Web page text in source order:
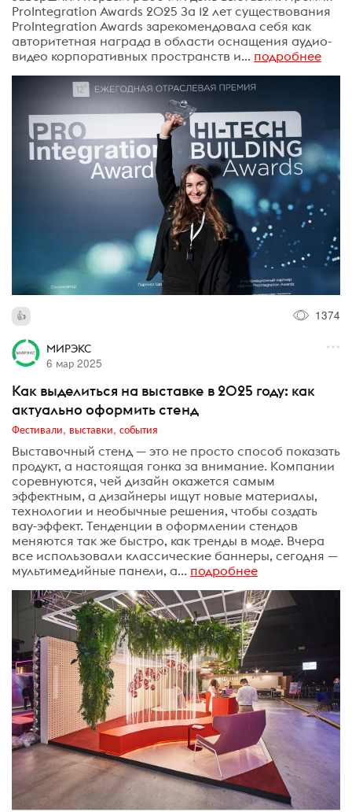
ProIntegration Awards 2025 За 12 лет существования
ProIntegration Awards зарекомендовала себя как
авторитетная награда в области оснащения аудио-
видео корпоративных пространств и... подробнее
1374
МИРЭКС
6 мар 2025
Как выделиться на выставке в 2025 году: как
актуально оформить стенд
Фестивали, выставки, события
Выставочный стенд — это не просто способ показать
продукт, а настоящая гонка за внимание. Компании
соревнуются, чей дизайн окажется самым
эффектным, а дизайнеры ищут новые материалы,
технологии и необычные решения, чтобы создать
вау-эффект. Тенденции в оформлении стендов
меняются так же быстро, как тренды в моде. Вчера
все использовали классические баннеры, сегодня —
мультимедийные панели, а... подробнее